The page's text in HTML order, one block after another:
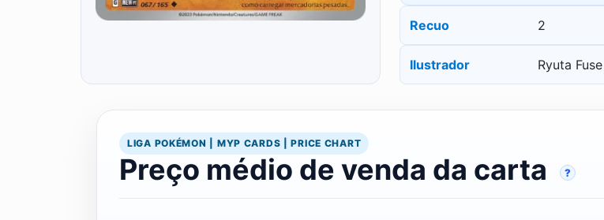
Recuo 2
Ilustrador Ryuta Fuse
LIGA POKÉMON | MYP CARDS | PRICE CHART
Preço médio de venda da carta ?